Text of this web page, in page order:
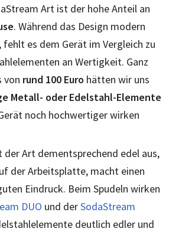
Art ist der hohe Anteil an
. Während das Design modern
fehlt es dem Gerät im Vergleich zu
an Wertigkeit. Ganz
von rund 100 Euro hätten wir uns
Metall- oder Edelstahl-Elemente
noch hochwertiger wirken
der Art dementsprechend edel aus,
der Arbeitsplatte, macht einen
Eindruck. Beim Spudeln wirken
DUO und derSodaStream
deutlich edler und